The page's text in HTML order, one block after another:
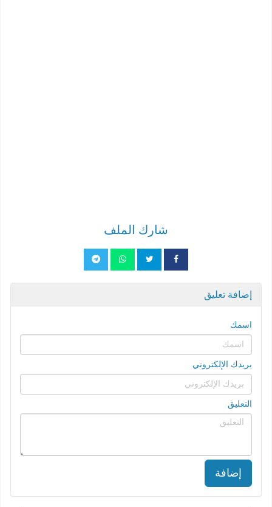
شارك الملف
إضافة تعليق
اسمك
بريدك الإلكتروني
التعليق
إضافة